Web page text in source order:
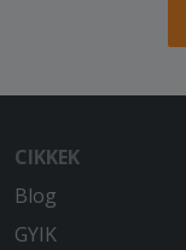
CIKKEK
Blog
GYIK